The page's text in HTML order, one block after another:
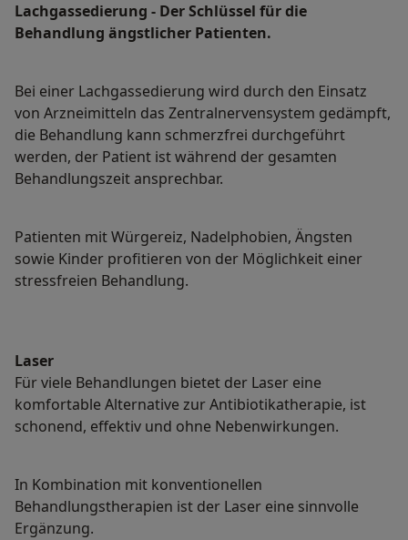
Lachgassedierung - Der Schlüssel für die
Behandlung ängstlicher Patienten.
Bei einer Lachgassedierung wird durch den Einsatz
von Arzneimitteln das Zentralnervensystem gedämpft,
die Behandlung kann schmerzfrei durchgeführt
werden, der Patient ist während der gesamten
Behandlungszeit ansprechbar.
Patienten mit Würgereiz, Nadelphobien, Ängsten
sowie Kinder profitieren von der Möglichkeit einer
stressfreien Behandlung.
Laser
Für viele Behandlungen bietet der Laser eine
komfortable Alternative zur Antibiotikatherapie, ist
schonend, effektiv und ohne Nebenwirkungen.
In Kombination mit konventionellen
Behandlungstherapien ist der Laser eine sinnvolle
Ergänzung.